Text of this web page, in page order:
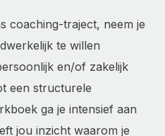
coaching-traject, neem je
te willen
en/of zakelijk
een structurele
ga je intensief aan
jou inzicht waarom je